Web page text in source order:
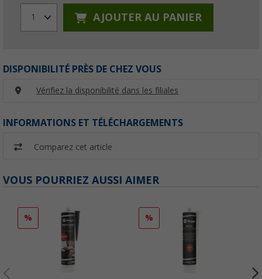
1 AJOUTER AU PANIER
DISPONIBILITÉ PRÈS DE CHEZ VOUS
Vérifiez la disponibilité dans les filiales
INFORMATIONS ET TÉLÉCHARGEMENTS
Comparez cet article
VOUS POURRIEZ AUSSI AIMER
% %